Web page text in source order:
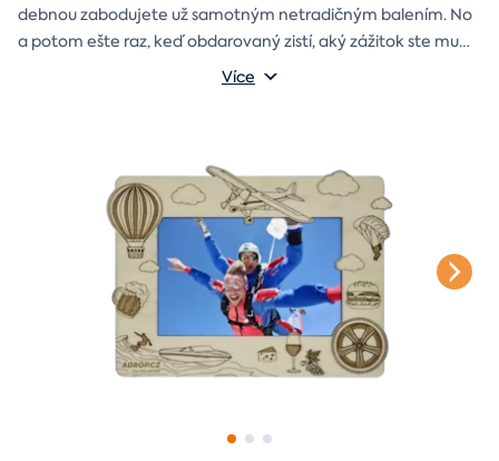
debnou zabodujete už samotným netradičným balením. No
a potom ešte raz, keď obdarovaný zistí, aký zážitok ste mu
darčekovú skladačku
Vonkajšie rozmery: 20 × 20 × 20 cm
Více